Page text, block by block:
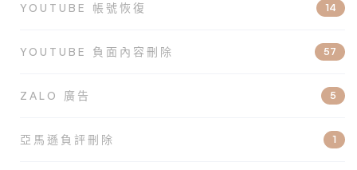
YOUTUBE 帳號恢復 14
YOUTUBE 負面內容刪除 57
ZALO 廣告 5
亞馬遜負評刪除 1